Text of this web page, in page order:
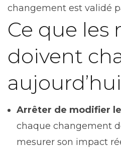
changement est validé
Ce que les
doivent
aujourd’hui
Arrêter de modifier
chaque changement
mesurer son impact